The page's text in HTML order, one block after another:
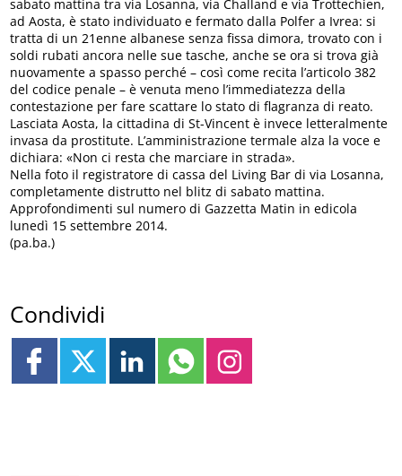
sabato mattina tra via Losanna, via Challand e via Trottechien,
ad Aosta, è stato individuato e fermato dalla Polfer a Ivrea: si
tratta di un 21enne albanese senza fissa dimora, trovato con i
soldi rubati ancora nelle sue tasche, anche se ora si trova già
nuovamente a spasso perché – così come recita l’articolo 382
del codice penale – è venuta meno l’immediatezza della
contestazione per fare scattare lo stato di flagranza di reato.
Lasciata Aosta, la cittadina di St-Vincent è invece letteralmente
invasa da prostitute. L’amministrazione termale alza la voce e
dichiara: «Non ci resta che marciare in strada».
Nella foto il registratore di cassa del Living Bar di via Losanna,
completamente distrutto nel blitz di sabato mattina.
Approfondimenti sul numero di Gazzetta Matin in edicola
lunedì 15 settembre 2014.
(pa.ba.)
Condividi